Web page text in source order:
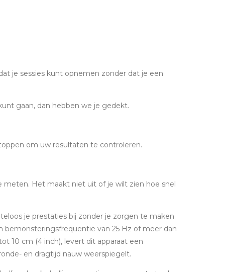
je sessies kunt opnemen zonder dat je een
gaan, dan hebben we je gedekt.
om uw resultaten te controleren.
Het maakt niet uit of je wilt zien hoe snel
je prestaties bij zonder je zorgen te maken
van 25 Hz of meer dan
10 cm (4 inch), levert dit apparaat een
en dragtijd nauw weerspiegelt.